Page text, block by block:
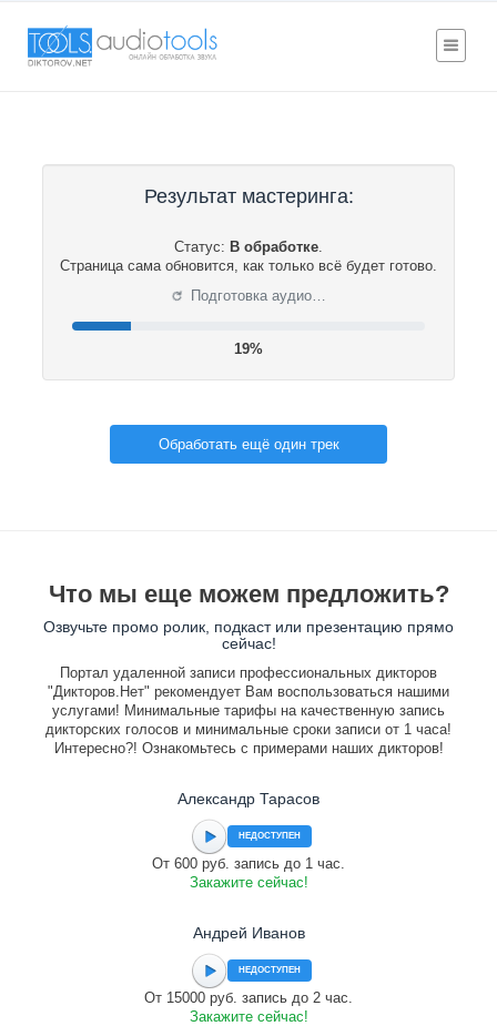
Результат мастеринга:
Статус: В обработке.
Страница сама обновится, как только всё будет готово.
⟳ Подготовка аудио…
20%
Обработать ещё один трек
Что мы еще можем предложить?
Озвучьте промо ролик, подкаст или презентацию прямо
сейчас!
Портал удаленной записи профессиональных дикторов
"Дикторов.Нет" рекомендует Вам воспользоваться нашими
услугами! Минимальные тарифы на качественную запись
дикторских голосов и минимальные сроки записи от 1 часа!
Интересно?! Ознакомьтесь с примерами наших дикторов!
Александр Тарасов
НЕДОСТУПЕН
От 600 руб. запись до 1 час.
Закажите сейчас!
Андрей Иванов
НЕДОСТУПЕН
От 15000 руб. запись до 2 час.
Закажите сейчас!